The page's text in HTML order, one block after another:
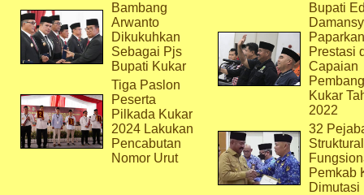
Bambang
Arwanto
Dikukuhkan
Sebagai Pjs
Bupati Kukar
Tiga Paslon
Peserta
Pilkada Kukar
2024 Lakukan
Pencabutan
Nomor Urut
Bupati
Paparkan
Prestasi
Capaian
Kukar
2022
32
Pemkab
Dimutasi